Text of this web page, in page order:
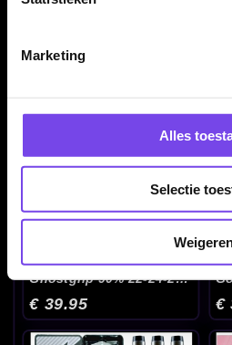
Marketing
Alles
Selectie
€ 74.95
Grandslam Co Stompe
Ghostgrip 90% 22-24-26
€ 39.95 €